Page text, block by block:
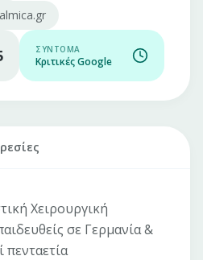
ΣΎΝΤΟΜΑ
Κριτικές Google
Χειρουργική
σε Γερμανία &
πενταετία